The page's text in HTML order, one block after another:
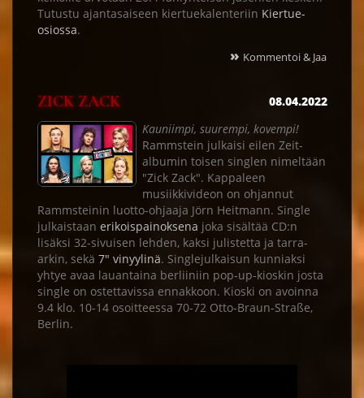
Tutustu ajantasaiseen kiertuekalenteriin Kiertue-
osiossa.
» Kommentoi & Jaa
ZICK ZACK
08.04.2022
Kauniimpi, suurempi, kovempi!
Rammstein julkaisi eilen Zeit-
albumin toisen singlen nimeltään
"Zick Zack". Kappaleen
musiikkivideon on ohjannut
Rammsteinin luotto-ohjaaja Jörn Heitmann. Single
julkaistaan erikoispainoksena joka sisältää CD:n
lisäksi 32-sivuisen lehden, kaksi julistetta ja tarra-
arkin, sekä 7" vinyylinä. Singlejulkaisun kunniaksi
yhtye avaa lauantaina berliiniin pop-up-kioskin josta
single on ostettavissa ennakkoon. Kioski on avoinna
9.4 klo. 10-14 osoitteessa 70-72 Otto-Braun-Straße,
Berlin.